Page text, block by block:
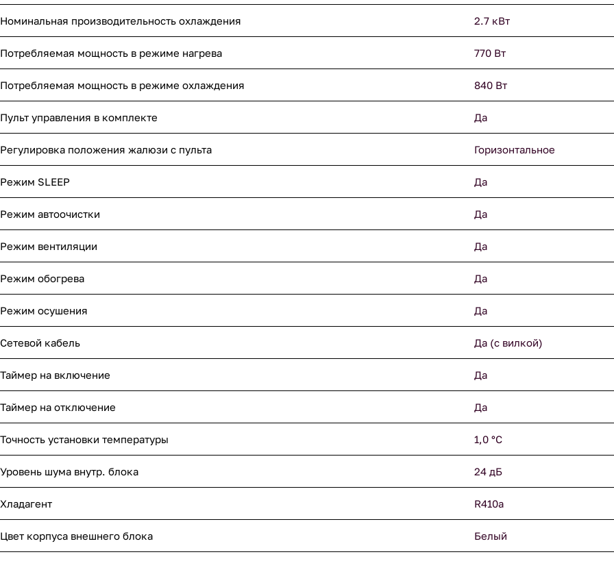
Номинальная производительность охлаждения 2.7 кВт
Потребляемая мощность в режиме нагрева 770 Вт
Потребляемая мощность в режиме охлаждения 840 Вт
Пульт управления в комплекте Да
Регулировка положения жалюзи с пульта Горизонтальное
Режим SLEEP Да
Режим автоочистки Да
Режим вентиляции Да
Режим обогрева Да
Режим осушения Да
Сетевой кабель Да (с вилкой)
Таймер на включение Да
Таймер на отключение Да
Точность установки температуры 1,0 °С
Уровень шума внутр. блока 24 дБ
Хладагент R410a
Цвет корпуса внешнего блока Белый